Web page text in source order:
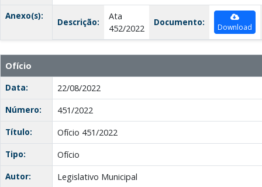
Anexo(s):
Descrição:
Ata
452/2022
Documento: Download
Ofício
Data:
22/08/2022
Número:
451/2022
Título:
Ofício 451/2022
Tipo:
Ofício
Autor:
Legislativo Municipal